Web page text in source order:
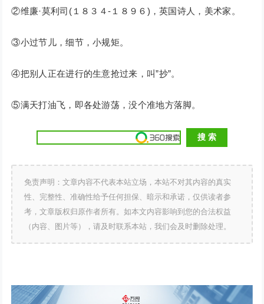
②维廉·莫利司(１８３４-１８９６)，英国诗人，美术家。
③小过节儿，细节，小规矩。
④把别人正在进行的生意抢过来，叫”抄”。
⑤满天打油飞，即各处游荡，没个准地方落脚。
免责声明：文章内容不代表本站立场，本站不对其内容的真实
性、完整性、准确性给予任何担保、暗示和承诺，仅供读者参
考，文章版权归原作者所有。如本文内容影响到您的合法权益
（内容、图片等），请及时联系本站，我们会及时删除处理。